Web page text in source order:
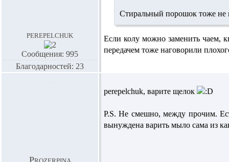
perepelchuk
Сообщения: 995
Благодарностей: 23
Стиральный порошок тоже не
Если колу можно заменить чаем,
передачем тоже наговорили
Prozerpina
perepelchuk, варите щелок
P.S. Не смешно, между прочим.
вынуждена варить мыло сама из